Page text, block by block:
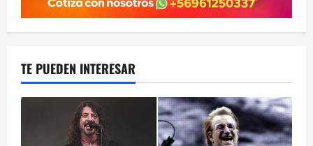
TE PUEDEN INTERESAR